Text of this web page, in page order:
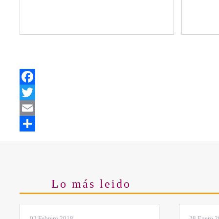
Facebook
Twitter
Email
Lo más leido